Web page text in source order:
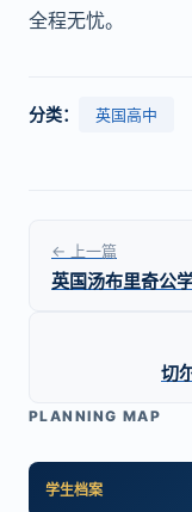
全程无忧。
分类： 英国高中
← 上一篇
英国汤布里奇公
切
PLANNING MAP
学生档案